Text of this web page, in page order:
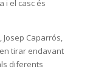
i el casc és
Josep Caparrós,
tirar endavant
diferents